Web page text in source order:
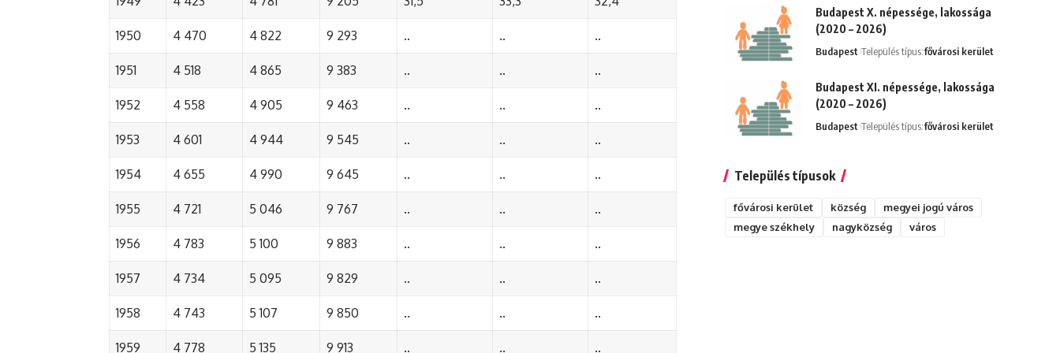
1950 4 470 4 822 9 293 .. .. ..
1951 4 518 4 865 9 383 .. .. ..
1952 4 558 4 905 9 463 .. .. ..
1953 4 601 4 944 9 545 .. .. ..
1954 4 655 4 990 9 645 .. .. ..
1955 4 721 5 046 9 767 .. .. ..
1956 4 783 5 100 9 883 .. .. ..
1957 4 734 5 095 9 829 .. .. ..
1958 4 743 5 107 9 850 .. .. ..
1959 4 778 5 135 9 913 .. .. ..
Budapest X. népessége, lakossága
(2020 – 2026)
Budapest Település típus:fővárosi kerület
Budapest XI. népessége, lakossága
(2020 – 2026)
Budapest Település típus:fővárosi kerület
Település típusok
fővárosi kerület község
megyei jogú város
megye székhely
nagyközség város